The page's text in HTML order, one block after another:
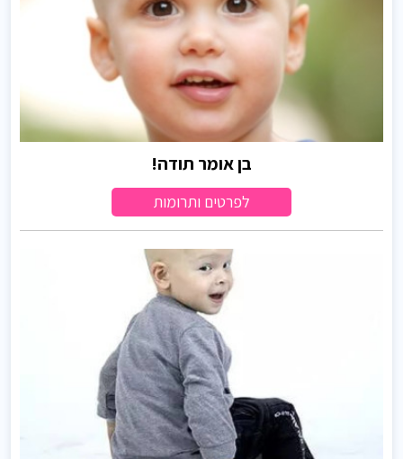
בן אומר תודה!
לפרטים ותרומות